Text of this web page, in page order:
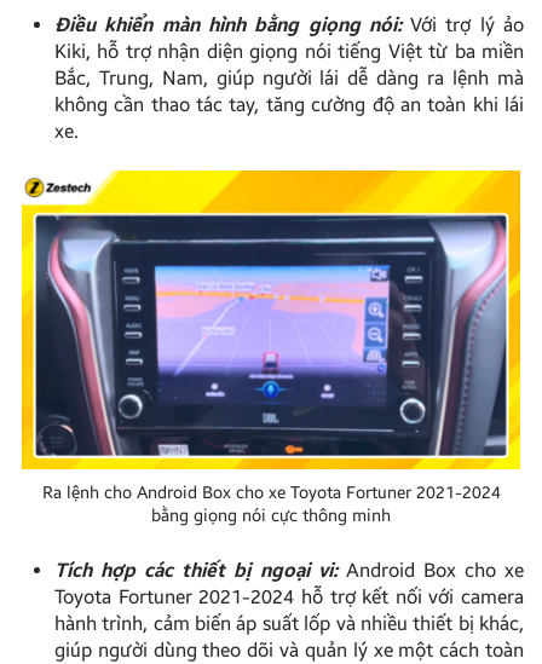
Điều khiển màn hình bằng giọng nói:Với trợ lý ảo
Kiki, hỗ trợ nhận diện giọng nói tiếng Việt từ ba miền
Bắc, Trung, Nam, giúp người lái dễ dàng ra lệnh mà
không cần thao tác tay, tăng cường độ an toàn khi lái
xe.
Ra lệnh cho Android Box cho xe Toyota Fortuner 2021-2024
bằng giọng nói cực thông minh
Tích hợp các thiết bị ngoại vi:Android Box cho xe
Toyota Fortuner 2021-2024 hỗ trợ kết nối với camera
hành trình, cảm biến áp suất lốp và nhiều thiết bị khác,
giúp người dùng theo dõi và quản lý xe một cách toàn